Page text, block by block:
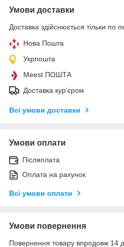
Умови доставки
Доставка здійснюється тільки по
Нова Пошта
Укрпошта
Meest ПОШТА
Доставка кур'єром
Всі умови доставки
Умови оплати
Післяплата
Оплата на рахунок
Всі умови оплати
Умови повернення
Повернення товару впродовж 14